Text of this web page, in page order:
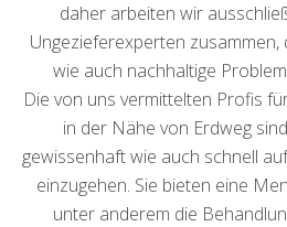
daher arbeiten wir
Ungezieferexperten
wie auch nachhaltige
Die von uns vermittelten Profis
in der Nähe von Erdweg
gewissenhaft wie auch schnell
einzugehen. Sie bieten eine
unter anderem die